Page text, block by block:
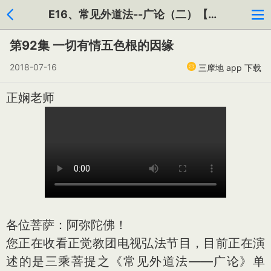
E16、常见外道法--广论（二）【共130集】
第92集 一切有情五色根的因缘
2018-07-16 三摩地 app 下载
正娴老师
各位菩萨：阿弥陀佛！
您正在收看正觉教团电视弘法节目，目前正在演
述的是三乘菩提之《常见外道法——广论》单